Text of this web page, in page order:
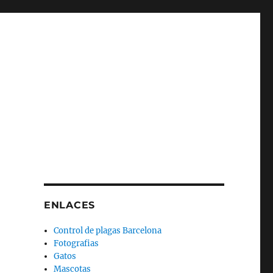
ENLACES
Control de plagas Barcelona
Fotografias
Gatos
Mascotas